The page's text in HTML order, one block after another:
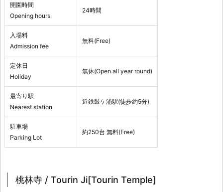
開園時間
Opening hours
24時間
入場料
Admission fee
無料(Free)
定休日
Holiday
無休(Open all year round)
最寄り駅
Nearest station
近鉄鼓ケ浦駅(徒歩約5分)
駐車場
Parking Lot
約250台 無料(Free)
桃林寺 / Tourin Ji[Tourin Temple]